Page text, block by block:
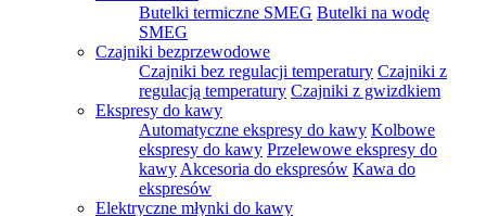
Butelki termiczne SMEG Butelki na wodę
SMEG
Czajniki bezprzewodowe
Czajniki bez regulacji temperatury Czajniki z
regulacją temperatury Czajniki z gwizdkiem
Ekspresy do kawy
Automatyczne ekspresy do kawy Kolbowe
ekspresy do kawy Przelewowe ekspresy do
kawy Akcesoria do ekspresów Kawa do
ekspresów
Elektryczne młynki do kawy